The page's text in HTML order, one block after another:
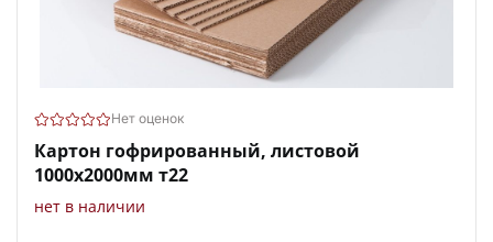
Нет оценок
Картон гофрированный, листовой
1000х2000мм т22
нет в наличии